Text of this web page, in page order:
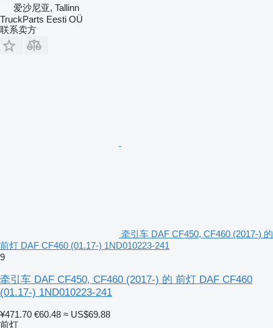
爱沙尼亚, Tallinn
TruckParts Eesti OÜ
联系卖方
牵引车 DAF CF450, CF460 (2017-) 的
前灯 DAF CF460 (01.17-) 1ND010223-241
9
牵引车 DAF CF450, CF460 (2017-) 的 前灯 DAF CF460
(01.17-) 1ND010223-241
¥471.70 €60.48 ≈ US$69.88
前灯